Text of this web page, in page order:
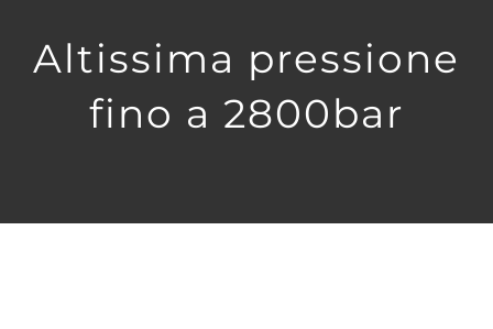
Altissima pressione
fino a 2800bar